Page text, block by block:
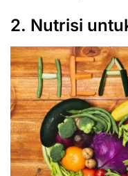
2. Nutrisi